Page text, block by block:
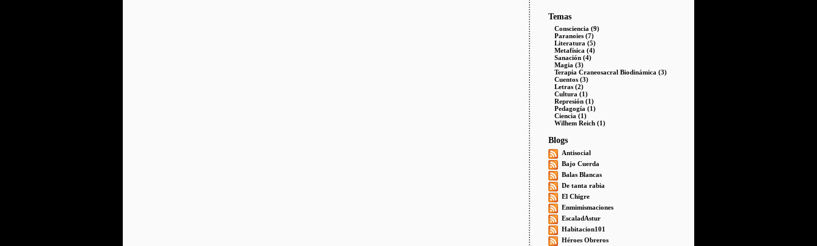
Temas
Consciencia (9)
Paranoies (7)
Literatura (5)
Metafísica (4)
Sanación (4)
Magia (3)
Terapia Craneosacral Biodinámica (3)
Cuentos (3)
Letras (2)
Cultura (1)
Represión (1)
Pedagogía (1)
Ciencia (1)
Wilhem Reich (1)
Blogs
Antisocial
Bajo Cuerda
Balas Blancas
De tanta rabia
El Chigre
Enmimismaciones
EscaladAstur
Habitacion101
Héroes Obreros